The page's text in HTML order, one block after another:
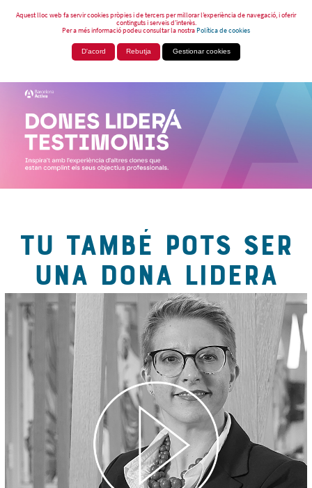
Aquest lloc web fa servir cookies pròpies i de tercers per millorar l’experiència de navegació, i oferir
continguts i serveis d’interès.
Per a més informació podeu consultar la nostraPolítica de cookies
D'acord Rebutja Gestionar cookies
TU TAMBÉ POTS SER
UNA DONA LIDERA